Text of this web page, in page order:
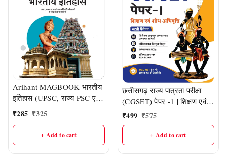
Arihant MAGBOOK भारतीय
इतिहास (UPSC, राज्य PSC एवं
अत्यंत उपयोगी)
₹285 ₹325
+ Add to cart
छत्तीसगढ़ राज्य पात्रता परीक्षा
(CGSET) पेपर -1 | शिक्षण एवं
शोध अभिवृत्ति | Arihant
₹499 ₹575
+ Add to cart